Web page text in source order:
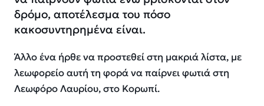
δρόμο, αποτέλεσμα του πόσο
κακοσυντηρημένα είναι.
Άλλο ένα ήρθε να προστεθεί στη μακριά λίστα, με
λεωφορείο αυτή τη φορά να παίρνει φωτιά στη
Λεωφόρο Λαυρίου, στο Κορωπί.